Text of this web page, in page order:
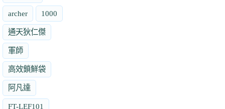
archer 1000
通天狄仁傑
軍師
高效鎖鮮袋
阿凡達
FT-LEF101